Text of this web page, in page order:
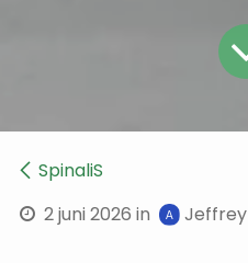
SpinaliS
2 juni 2026 in Jeffrey